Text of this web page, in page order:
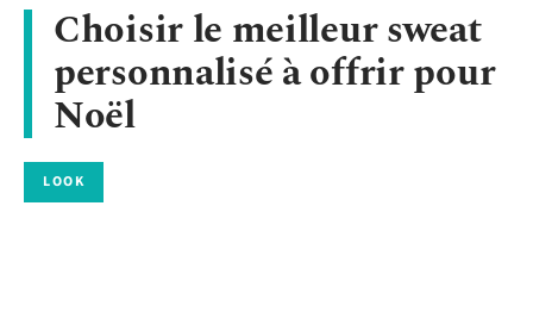
Choisir le meilleur sweat
personnalisé à offrir pour
Noël
LOOK